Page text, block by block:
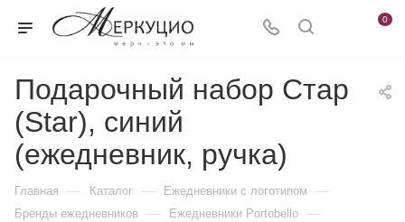
0
Подарочный набор Стар
(Star), синий
(ежедневник, ручка)
Главная — Каталог — Ежедневники c логотипом —
Бренды ежедневников — Ежедневники Portobello —